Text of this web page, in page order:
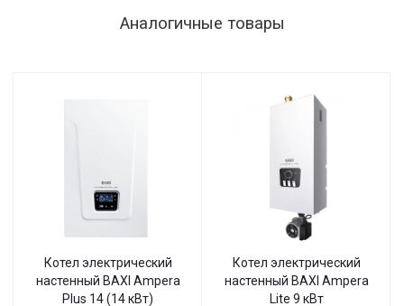
Аналогичные товары
Котел электрический
настенный BAXI Ampera
Plus 14 (14 кВт)
Котел электрический
настенный BAXI Ampera
Lite 9 кВт